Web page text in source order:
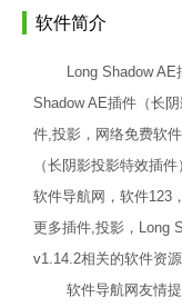
软件简介
Long Shadow
Shadow AE插件（长
件,投影，网络免费软
（长阴影投影特效插
软件导航网，软件123
更多插件,投影，Long
v1.14.2相关的软件资
软件导航网友情